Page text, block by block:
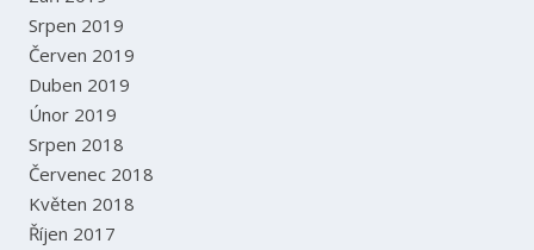
Srpen 2019
Červen 2019
Duben 2019
Únor 2019
Srpen 2018
Červenec 2018
Květen 2018
Říjen 2017